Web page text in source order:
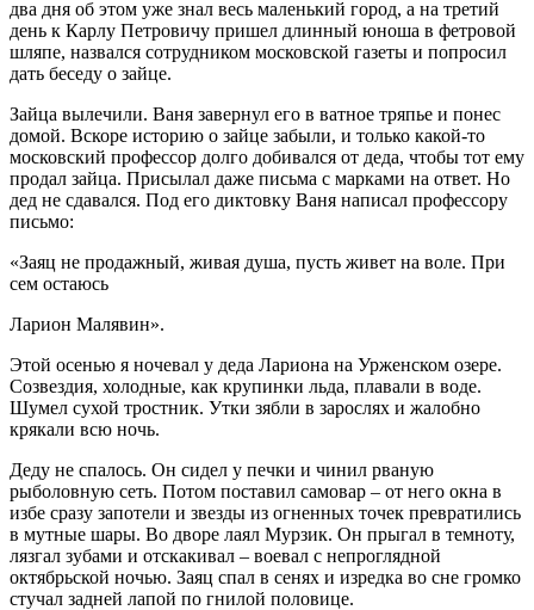
два дня об этом уже знал весь маленький город, а на третий
день к Карлу Петровичу пришел длинный юноша в фетровой
шляпе, назвался сотрудником московской газеты и попросил
дать беседу о зайце.
Зайца вылечили. Ваня завернул его в ватное тряпье и понес
домой. Вскоре историю о зайце забыли, и только какой-то
московский профессор долго добивался от деда, чтобы тот ему
продал зайца. Присылал даже письма с марками на ответ. Но
дед не сдавался. Под его диктовку Ваня написал профессору
письмо:
«Заяц не продажный, живая душа, пусть живет на воле. При
сем остаюсь
Ларион Малявин».
Этой осенью я ночевал у деда Лариона на Урженском озере.
Созвездия, холодные, как крупинки льда, плавали в воде.
Шумел сухой тростник. Утки зябли в зарослях и жалобно
крякали всю ночь.
Деду не спалось. Он сидел у печки и чинил рваную
рыболовную сеть. Потом поставил самовар – от него окна в
избе сразу запотели и звезды из огненных точек превратились
в мутные шары. Во дворе лаял Мурзик. Он прыгал в темноту,
лязгал зубами и отскакивал – воевал с непроглядной
октябрьской ночью. Заяц спал в сенях и изредка во сне громко
стучал задней лапой по гнилой половице.